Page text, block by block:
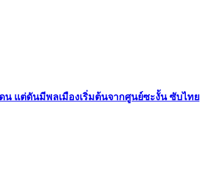
ดน แต่ดันมีพลเมืองเริ่มต้นจากศูนย์ซะงั้น ซับไทย